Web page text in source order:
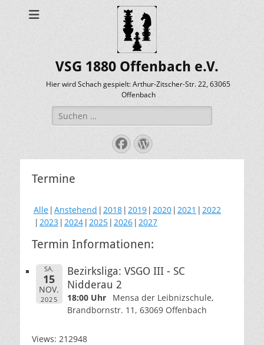
VSG 1880 Offenbach e.V.
Hier wird Schach gespielt: Arthur-Zitscher-Str. 22, 63065
Offenbach
Suche
nach:
Facebook
WordPress
Termine
Alle Anstehend 2018 2019 2020 2021
2022
2023 2024 2025 2026 2027
Termin Informationen:
SA.
15
NOV.
2025
Bezirksliga: VSGO III - SC
Nidderau 2
18:00 Uhr
Mensa der Leibnizschule,
Brandbornstr. 11, 63069 Offenbach
Views: 212948